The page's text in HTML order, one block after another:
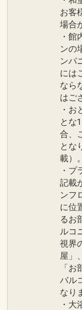
お客
場合
・館
ンの
ンパ
には
なら
はご
・お
とな
合、
とな
載）。
・プ
記載
ンフ
に位
るお
ルコ
視界
屋」
「
バル
なり
・